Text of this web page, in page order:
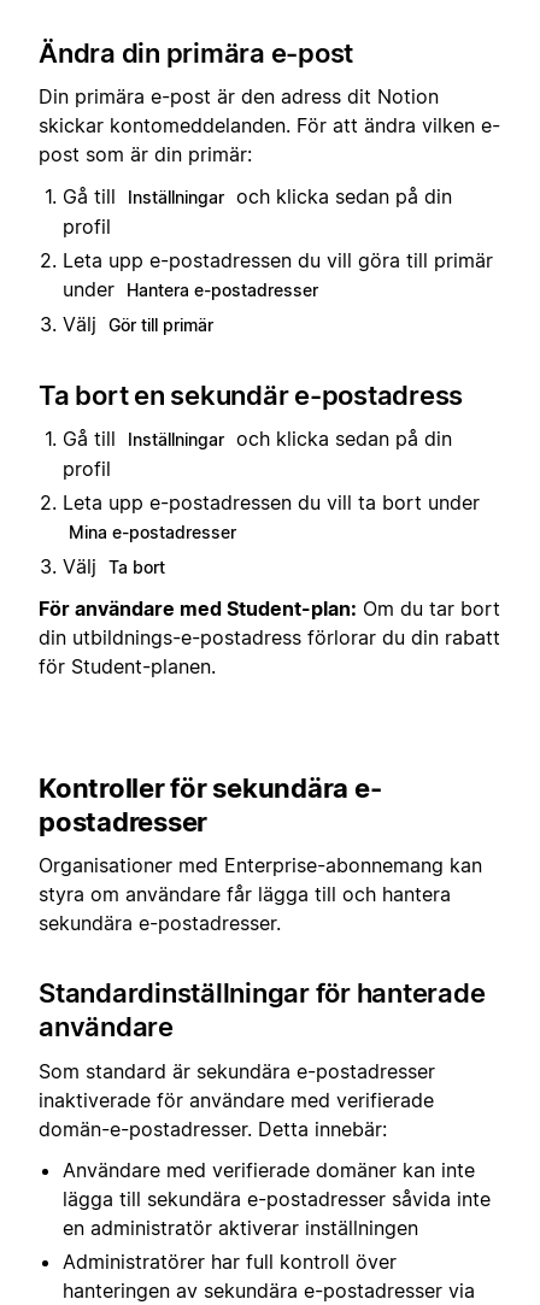
Ändra din primära e-post
Din primära e-post är den adress dit Notion
skickar kontomeddelanden. För att ändra vilken e-
post som är din primär:
Gå till
Inställningar och klicka sedan på din
profil
Leta upp e-postadressen du vill göra till primär
under
Hantera e-postadresser
Välj Gör till primär
Ta bort en sekundär e-postadress
Gå till Inställningar och klicka sedan på din
profil
Leta upp e-postadressen du vill ta bort under
Mina e-postadresser
Välj Ta bort
För användare med Student-plan: Om du tar bort
din utbildnings-e-postadress förlorar du din rabatt
för Student-planen.
Kontroller för sekundära e-
postadresser
Organisationer med Enterprise-abonnemang kan
styra om användare får lägga till och hantera
sekundära e-postadresser.
Standardinställningar för hanterade
användare
Som standard är sekundära e-postadresser
inaktiverade för användare med verifierade
domän-e-postadresser. Detta innebär:
Användare med verifierade domäner kan inte
lägga till sekundära e-postadresser såvida inte
en administratör aktiverar inställningen
Administratörer har full kontroll över
hanteringen av sekundära e-postadresser via